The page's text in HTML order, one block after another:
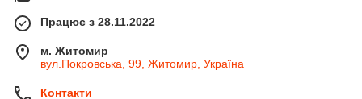
Працює з 28.11.2022
м. Житомир
вул.Покровська, 99, Житомир, Україна
Контакти